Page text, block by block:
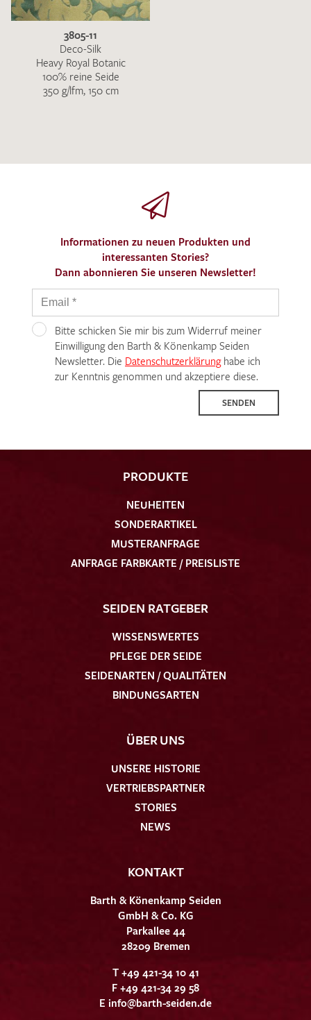
3805-11
Deco-Silk
Heavy Royal Botanic
100% reine Seide
350 g/lfm, 150 cm
Informationen zu neuen Produkten und
interessanten Stories?
Dann abonnieren Sie unseren Newsletter!
Bitte schicken Sie mir bis zum Widerruf meiner
Einwilligung den Barth & Könenkamp Seiden
Newsletter. Die Datenschutzerklärunghabe ich
zur Kenntnis genommen und akzeptiere diese.
SENDEN
PRODUKTE
NEUHEITEN
SONDERARTIKEL
MUSTERANFRAGE
ANFRAGE FARBKARTE / PREISLISTE
SEIDEN RATGEBER
WISSENSWERTES
PFLEGE DER SEIDE
SEIDENARTEN / QUALITÄTEN
BINDUNGSARTEN
ÜBER UNS
UNSERE HISTORIE
VERTRIEBSPARTNER
STORIES
NEWS
KONTAKT
Barth & Könenkamp Seiden
GmbH & Co. KG
Parkallee 44
28209 Bremen
T +49 421-34 10 41
F +49 421-34 29 58
E info@barth-seiden.de